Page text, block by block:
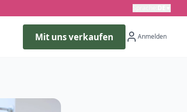
Mit uns verkaufen Anmelden